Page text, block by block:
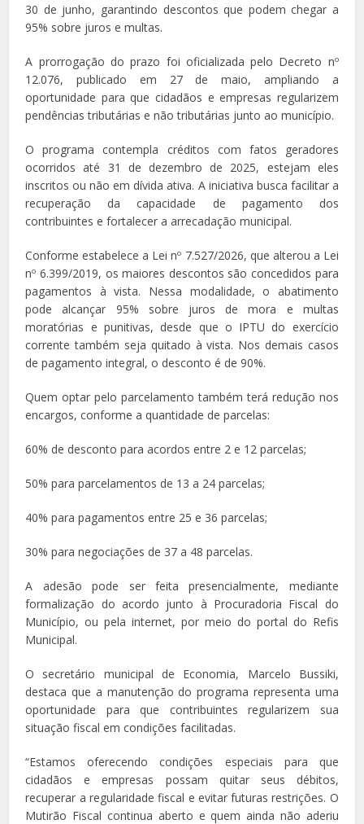
30 de junho, garantindo descontos que podem chegar a
95% sobre juros e multas.
A prorrogação do prazo foi oficializada pelo Decreto nº
12.076, publicado em 27 de maio, ampliando a
oportunidade para que cidadãos e empresas regularizem
pendências tributárias e não tributárias junto ao município.
O programa contempla créditos com fatos geradores
ocorridos até 31 de dezembro de 2025, estejam eles
inscritos ou não em dívida ativa. A iniciativa busca facilitar a
recuperação da capacidade de pagamento dos
contribuintes e fortalecer a arrecadação municipal.
Conforme estabelece a Lei nº 7.527/2026, que alterou a Lei
nº 6.399/2019, os maiores descontos são concedidos para
pagamentos à vista. Nessa modalidade, o abatimento
pode alcançar 95% sobre juros de mora e multas
moratórias e punitivas, desde que o IPTU do exercício
corrente também seja quitado à vista. Nos demais casos
de pagamento integral, o desconto é de 90%.
Quem optar pelo parcelamento também terá redução nos
encargos, conforme a quantidade de parcelas:
60% de desconto para acordos entre 2 e 12 parcelas;
50% para parcelamentos de 13 a 24 parcelas;
40% para pagamentos entre 25 e 36 parcelas;
30% para negociações de 37 a 48 parcelas.
A adesão pode ser feita presencialmente, mediante
formalização do acordo junto à Procuradoria Fiscal do
Município, ou pela internet, por meio do portal do Refis
Municipal.
O secretário municipal de Economia, Marcelo Bussiki,
destaca que a manutenção do programa representa uma
oportunidade para que contribuintes regularizem sua
situação fiscal em condições facilitadas.
“Estamos oferecendo condições especiais para que
cidadãos e empresas possam quitar seus débitos,
recuperar a regularidade fiscal e evitar futuras restrições. O
Mutirão Fiscal continua aberto e quem ainda não aderiu